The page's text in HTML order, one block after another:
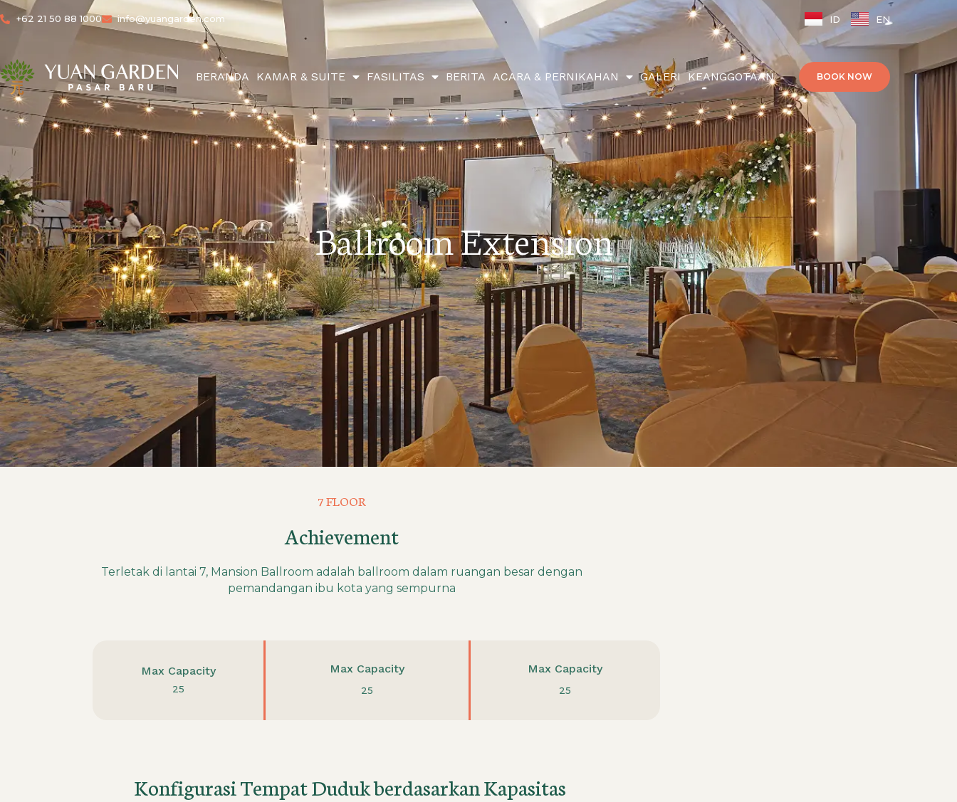
+62 21 50 88 1000 info@yuangarden.com ID EN
BERANDA KAMAR & SUITE FASILITAS BERITA ACARA & PERNIKAHAN GALERI KEANGGOTAAN BOOK NOW
Ballroom Extension
7 FLOOR
Achievement
Terletak di lantai 7, Mansion Ballroom adalah ballroom dalam ruangan besar dengan
pemandangan ibu kota yang sempurna
Max Capacity
25
Max Capacity
25
Max Capacity
25
Konfigurasi Tempat Duduk berdasarkan Kapasitas